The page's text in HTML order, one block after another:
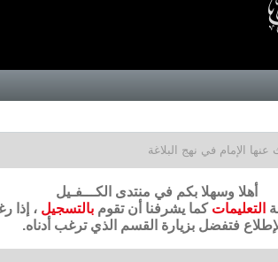
الإمام في نهج البلاغة
أهلا وسهلا بكم في منتدى الكـــفـيل
التعليمات كما يشرفنا أن تقوم بالتسجيل ، إذا
فتفضل بزيارة القسم الذي ترغب أدناه.